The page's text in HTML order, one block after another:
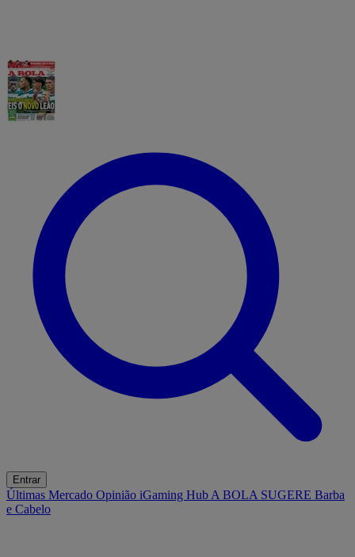
Entrar
Últimas Mercado Opinião iGaming Hub A BOLA SUGERE Barba
e Cabelo